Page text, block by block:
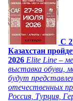
C
Казахстан
2026 Elite Line –
выставка обуви,
будут
отечественных
Россия, Турция,